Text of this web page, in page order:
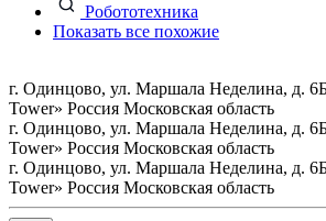
Робототехника
Показать все похожие
г. Одинцово, ул. Маршала Неделина, д.
Tower» Россия Московская область
г. Одинцово, ул. Маршала Неделина, д.
Tower» Россия Московская область
г. Одинцово, ул. Маршала Неделина, д.
Tower» Россия Московская область